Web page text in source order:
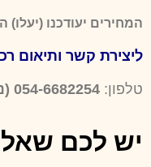
המחירים יעודכנו (יעלו) החל מ-1
ליצירת קשר ותיאום
טלפון: 054-6682254 (נטלי)
יש לכם